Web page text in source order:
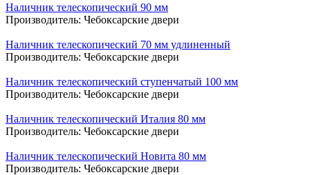
Наличник телескопический 90 мм
Производитель: Чебоксарские двери
Наличник телескопический 70 мм удлиненный
Производитель: Чебоксарские двери
Наличник телескопический ступенчатый 100 мм
Производитель: Чебоксарские двери
Наличник телескопический Италия 80 мм
Производитель: Чебоксарские двери
Наличник телескопический Новита 80 мм
Производитель: Чебоксарские двери